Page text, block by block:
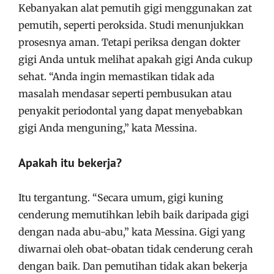
Kebanyakan alat pemutih gigi menggunakan zat
pemutih, seperti peroksida. Studi menunjukkan
prosesnya aman. Tetapi periksa dengan dokter
gigi Anda untuk melihat apakah gigi Anda cukup
sehat. “Anda ingin memastikan tidak ada
masalah mendasar seperti pembusukan atau
penyakit periodontal yang dapat menyebabkan
gigi Anda menguning,” kata Messina.
Apakah itu bekerja?
Itu tergantung. “Secara umum, gigi kuning
cenderung memutihkan lebih baik daripada gigi
dengan nada abu-abu,” kata Messina. Gigi yang
diwarnai oleh obat-obatan tidak cenderung cerah
dengan baik. Dan pemutihan tidak akan bekerja